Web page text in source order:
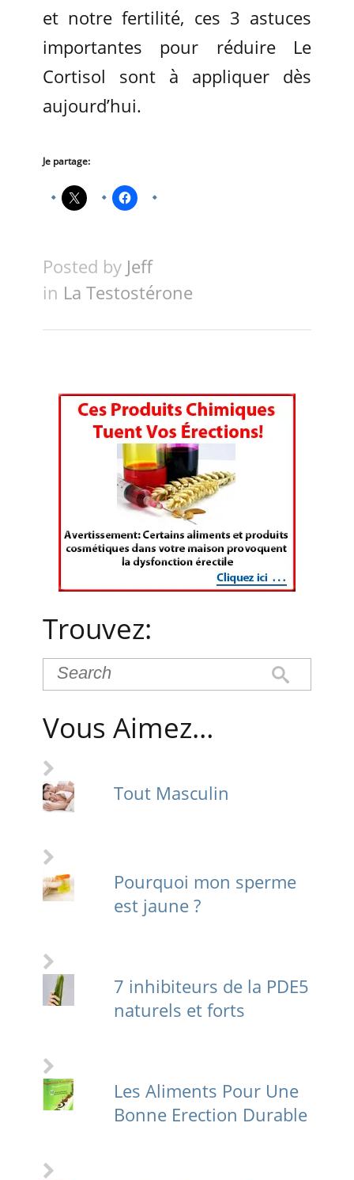
et notre fertilité, ces 3 astuces
importantes pour réduire Le
Cortisol sont à appliquer dès
aujourd’hui.
Je partage:
Posted by Jeff
in La Testostérone
Trouvez:
Vous Aimez…
Tout Masculin
Pourquoi mon sperme
est jaune ?
7 inhibiteurs de la PDE5
naturels et forts
Les Aliments Pour Une
Bonne Erection Durable